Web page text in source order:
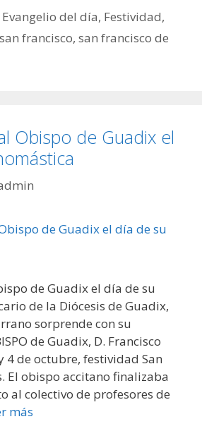
Evangelio del día, Festividad,
san francisco, san francisco de
Obispo de Guadix el
de Guadix el día de su
de la Diócesis de Guadix,
sorprende con su
de Guadix, D. Francisco
4 de octubre, festividad San
El obispo accitano finalizaba
al colectivo de profesores de
más